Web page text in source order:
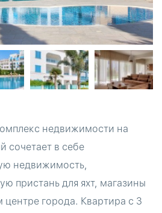
недвижимости на
сочетает в себе
недвижимость,
пристань для яхт, магазины
города. Квартира с 3